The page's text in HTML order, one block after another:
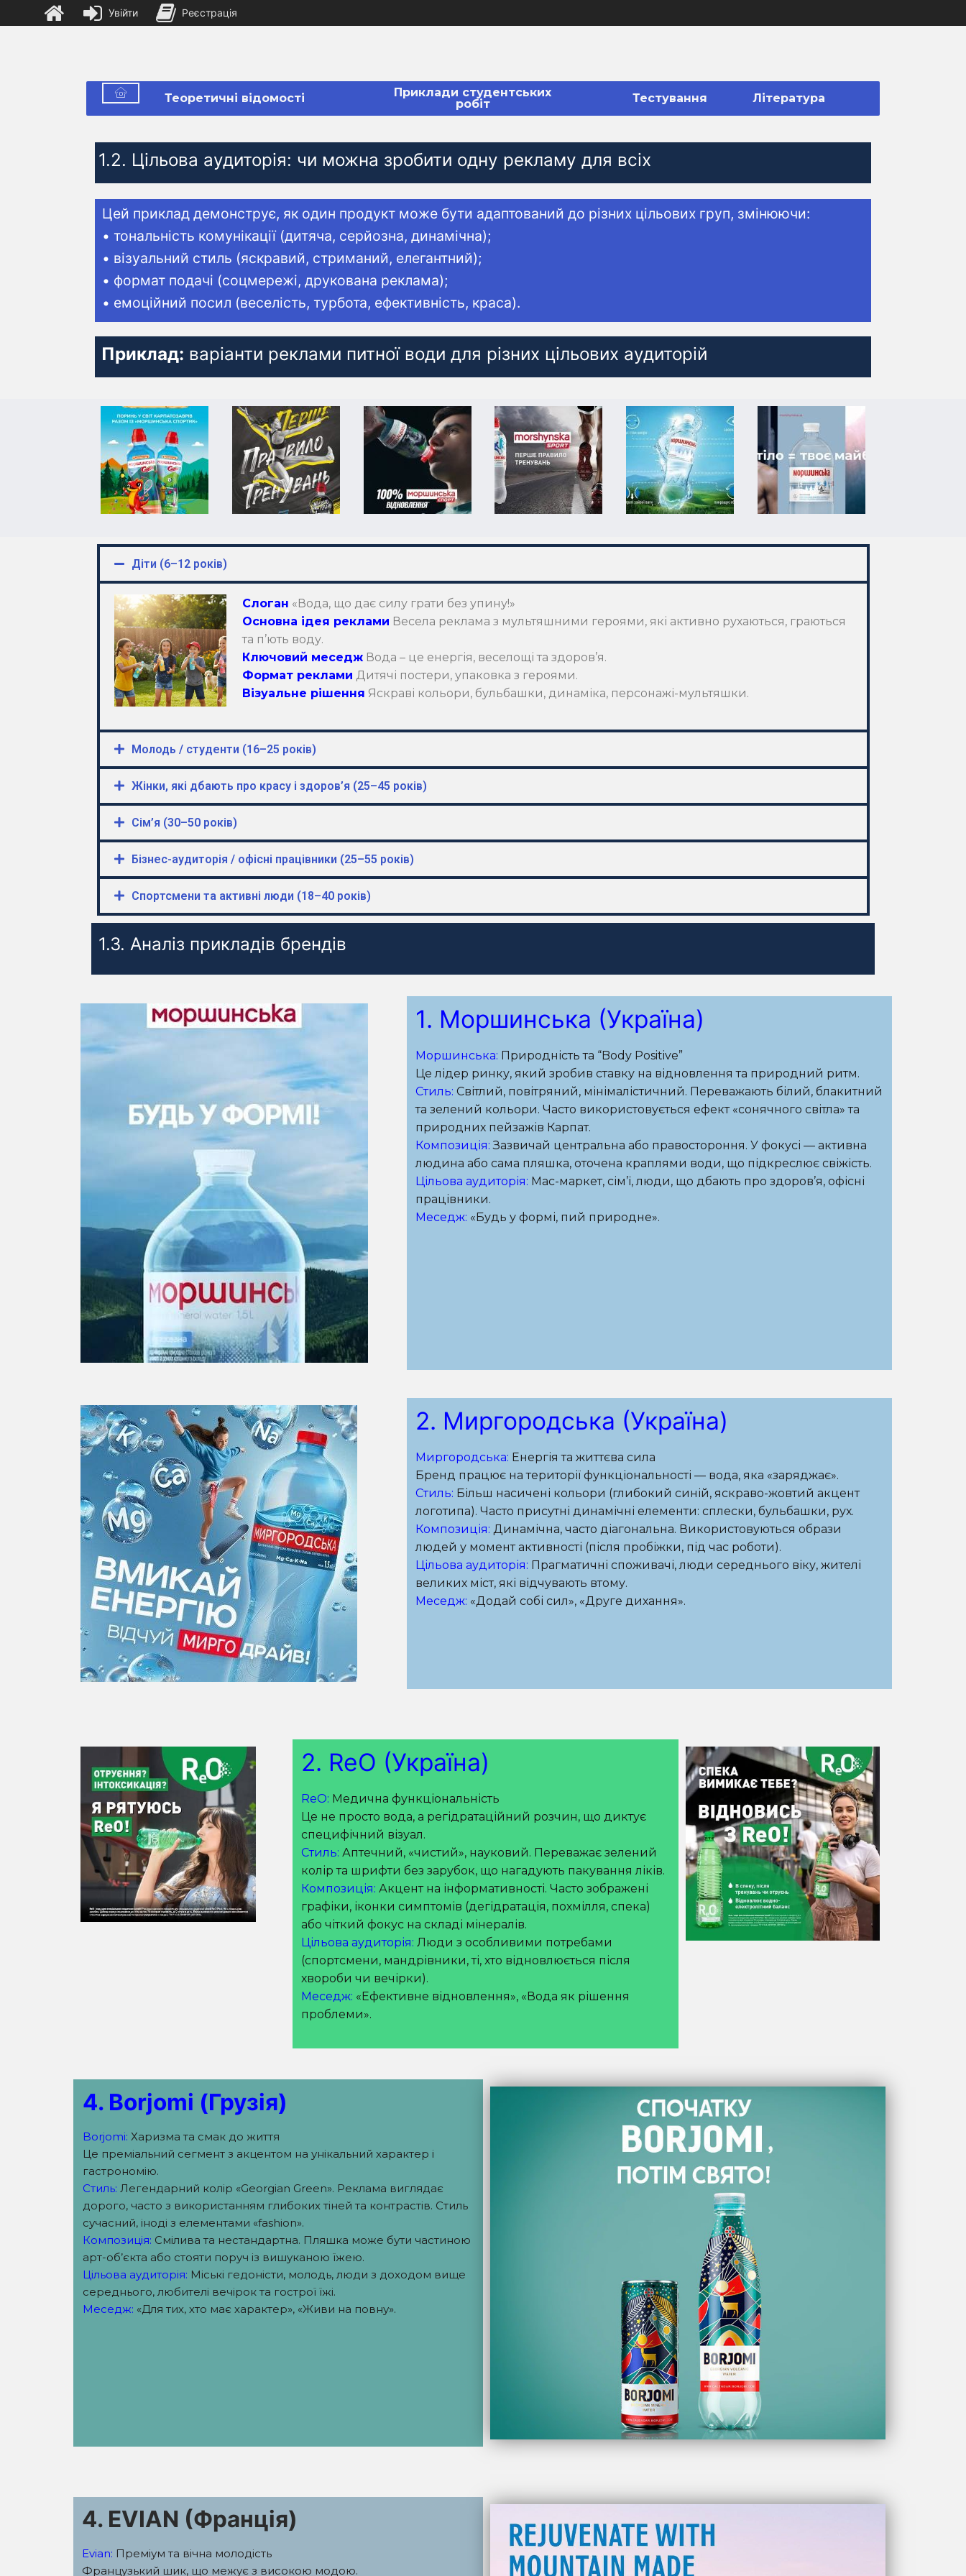
Теоретичні відомості
Приклади студентських
робіт
Тестування Література
1.2. Цільова аудиторія: чи можна зробити одну рекламу для всіх
Цей приклад демонструє, як один продукт може бути адаптований до різних цільових груп, змінюючи:
• тональність комунікації (дитяча, серйозна, динамічна);
• візуальний стиль (яскравий, стриманий, елегантний);
• формат подачі (соцмережі, друкована реклама);
• емоційний посил (веселість, турбота, ефективність, краса).
Приклад: варіанти реклами питної води для різних цільових аудиторій
Діти (6–12 років)
Слоган «Вода, що дає силу грати без упину!»
Основна ідея реклами Весела реклама з мультяшними героями, які активно рухаються, граються
та п’ють воду.
Ключовий меседж Вода – це енергія, веселощі та здоров’я.
Формат реклами Дитячі постери, упаковка з героями.
Візуальне рішення Яскраві кольори, бульбашки, динаміка, персонажі-мультяшки.
Молодь / студенти (16–25 років)
Жінки, які дбають про красу і здоров’я (25–45 років)
Сім’я (30–50 років)
Бізнес-аудиторія / офісні працівники (25–55 років)
Спортсмени та активні люди (18–40 років)
1.3. Аналіз прикладів брендів
1. Моршинська (Україна)
Моршинська: Природність та “Body Positive”
Це лідер ринку, який зробив ставку на відновлення та природний ритм.
Стиль: Світлий, повітряний, мінімалістичний. Переважають білий, блакитний
та зелений кольори. Часто використовується ефект «сонячного світла» та
природних пейзажів Карпат.
Композиція: Зазвичай центральна або правостороння. У фокусі — активна
людина або сама пляшка, оточена краплями води, що підкреслює свіжість.
Цільова аудиторія: Мас-маркет, сім’ї, люди, що дбають про здоров’я, офісні
працівники.
Меседж: «Будь у формі, пий природне».
2. Миргородська (Україна)
Миргородська: Енергія та життєва сила
Бренд працює на території функціональності — вода, яка «заряджає».
Стиль: Більш насичені кольори (глибокий синій, яскраво-жовтий акцент
логотипа). Часто присутні динамічні елементи: сплески, бульбашки, рух.
Композиція: Динамічна, часто діагональна. Використовуються образи
людей у момент активності (після пробіжки, під час роботи).
Цільова аудиторія: Прагматичні споживачі, люди середнього віку, жителі
великих міст, які відчувають втому.
Меседж: «Додай собі сил», «Друге дихання».
2. ReO (Україна)
ReO: Медична функціональність
Це не просто вода, а регідратаційний розчин, що диктує
специфічний візуал.
Стиль: Аптечний, «чистий», науковий. Переважає зелений
колір та шрифти без зарубок, що нагадують пакування ліків.
Композиція: Акцент на інформативності. Часто зображені
графіки, іконки симптомів (дегідратація, похмілля, спека)
або чіткий фокус на складі мінералів.
Цільова аудиторія: Люди з особливими потребами
(спортсмени, мандрівники, ті, хто відновлюється після
хвороби чи вечірки).
Меседж: «Ефективне відновлення», «Вода як рішення
проблеми».
4. Borjomi (Грузія)
Borjomi: Харизма та смак до життя
Це преміальний сегмент з акцентом на унікальний характер і
гастрономію.
Стиль: Легендарний колір «Georgian Green». Реклама виглядає
дорого, часто з використанням глибоких тіней та контрастів. Стиль
сучасний, іноді з елементами «fashion».
Композиція: Смілива та нестандартна. Пляшка може бути частиною
арт-об’єкта або стояти поруч із вишуканою їжею.
Цільова аудиторія: Міські гедоністи, молодь, люди з доходом вище
середнього, любителі вечірок та гострої їжі.
Меседж: «Для тих, хто має характер», «Живи на повну».
4. EVIAN (Франція)
Evian: Преміум та вічна молодість
Французький шик, що межує з високою модою.
Увійти Реєстрація